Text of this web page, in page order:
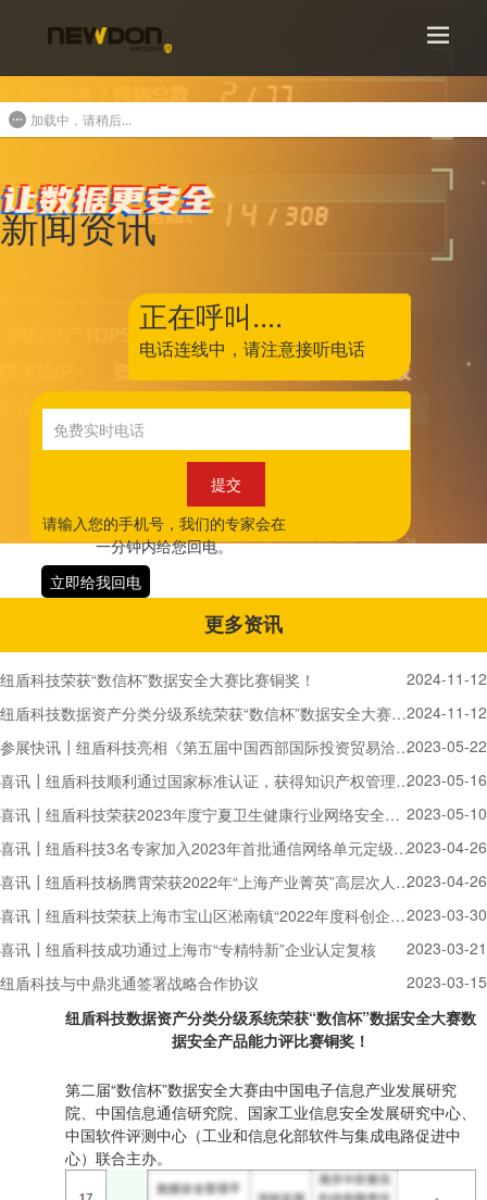
新闻资讯
更多资讯
纽盾科技荣获“数信杯”数据安全大赛比赛铜奖！
2024-11-12
纽盾科技数据资产分类分级系统荣获“数信杯”数据安全大赛数据安全产品能力评比赛铜奖！2024-11-12
参展快讯┃纽盾科技亮相《第五届中国西部国际投资贸易洽谈会》2023-05-22
喜讯┃纽盾科技顺利通过国家标准认证，获得知识产权管理体系认证证书2023-05-16
喜讯┃纽盾科技荣获2023年度宁夏卫生健康行业网络安全工作优秀技术支撑单位 2023-05-10
喜讯┃纽盾科技3名专家加入2023年首批通信网络单元定级备案专家组2023-04-26
喜讯┃纽盾科技杨腾霄荣获2022年“上海产业菁英”高层次人才：产业领军人才证书2023-04-26
喜讯┃纽盾科技荣获上海市宝山区淞南镇“2022年度科创企业奖”2023-03-30
喜讯┃纽盾科技成功通过上海市“专精特新”企业认定复核
2023-03-21
纽盾科技与中鼎兆通签署战略合作协议
2023-03-15
纽盾科技数据资产分类分级系统荣获“数信杯”数据安全大赛数
据安全产品能力评比赛铜奖！
第二届“数信杯”数据安全大赛由中国电子信息产业发展研究
院、中国信息通信研究院、国家工业信息安全发展研究中心、
中国软件评测中心 （工业和信息化部软件与集成电路促进中
心）联合主办。
正在呼叫....
电话连线中， 请注意接听电话
提交
请输入您的手机号，我们的专家会在
一分钟内给您回电。
立即给我回电
加载中，请稍后...